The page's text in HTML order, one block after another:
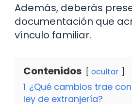
Además, deberás
documentación que
vínculo familiar.
Contenidos ocultar
1 ¿Qué cambios trae
ley de extranjería?